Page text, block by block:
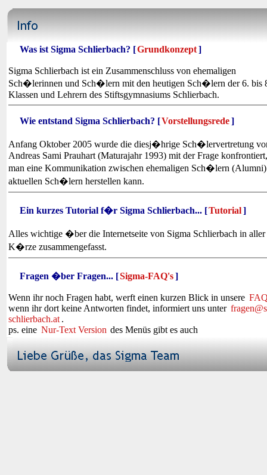
Was ist Sigma Schlierbach? [Grundkonzept]
Sigma Schlierbach ist ein Zusammenschluss von ehemaligen
Sch�lerinnen und Sch�lern mit den heutigen Sch�lern der 6. bis
Klassen und Lehrern des Stiftsgymnasiums Schlierbach.
Wie entstand Sigma Schlierbach? [Vorstellungsrede]
Anfang Oktober 2005 wurde die diesj�hrige Sch�lervertretung
Andreas Sami Prauhart (Maturajahr 1993) mit der Frage
man eine Kommunikation zwischen ehemaligen Sch�lern
aktuellen Sch�lern herstellen kann.
Ein kurzes Tutorial f�r Sigma Schlierbach... [Tutorial]
Alles wichtige �ber die Internetseite von Sigma Schlierbach in aller
K�rze zusammengefasst.
Fragen �ber Fragen... [Sigma-FAQ's]
Wenn ihr noch Fragen habt, werft einen kurzen Blick in unsere
wenn ihr dort keine Antworten findet, informiert uns unter
schlierbach.at .
ps. eine Nur-Text Version des Menüs gibt es auch